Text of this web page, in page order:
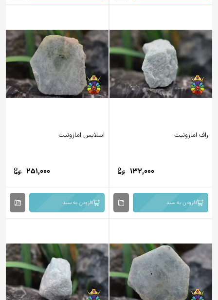
راف امازونیت
132,000
افزودن به سبد
اسلایس امازونیت
251,000
افزودن به سبد